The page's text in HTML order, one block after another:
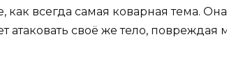
как всегда самая коварная тема.
атаковать своё же тело,